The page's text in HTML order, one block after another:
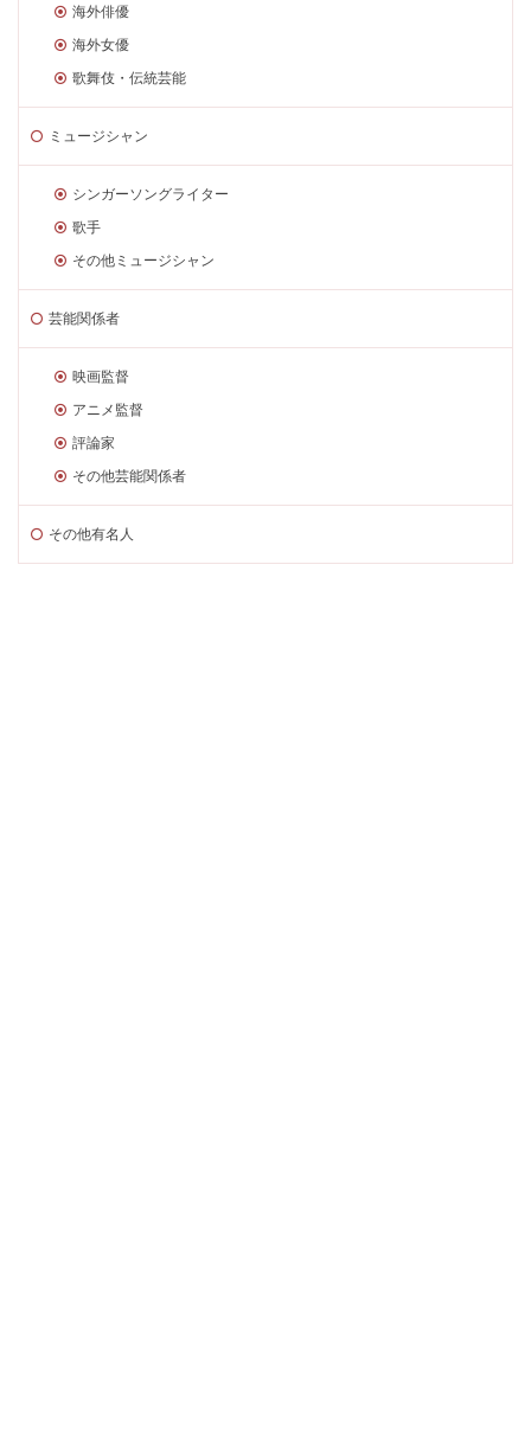
海外俳優
海外女優
歌舞伎・伝統芸能
ミュージシャン
シンガーソングライター
歌手
その他ミュージシャン
芸能関係者
映画監督
アニメ監督
評論家
その他芸能関係者
その他有名人